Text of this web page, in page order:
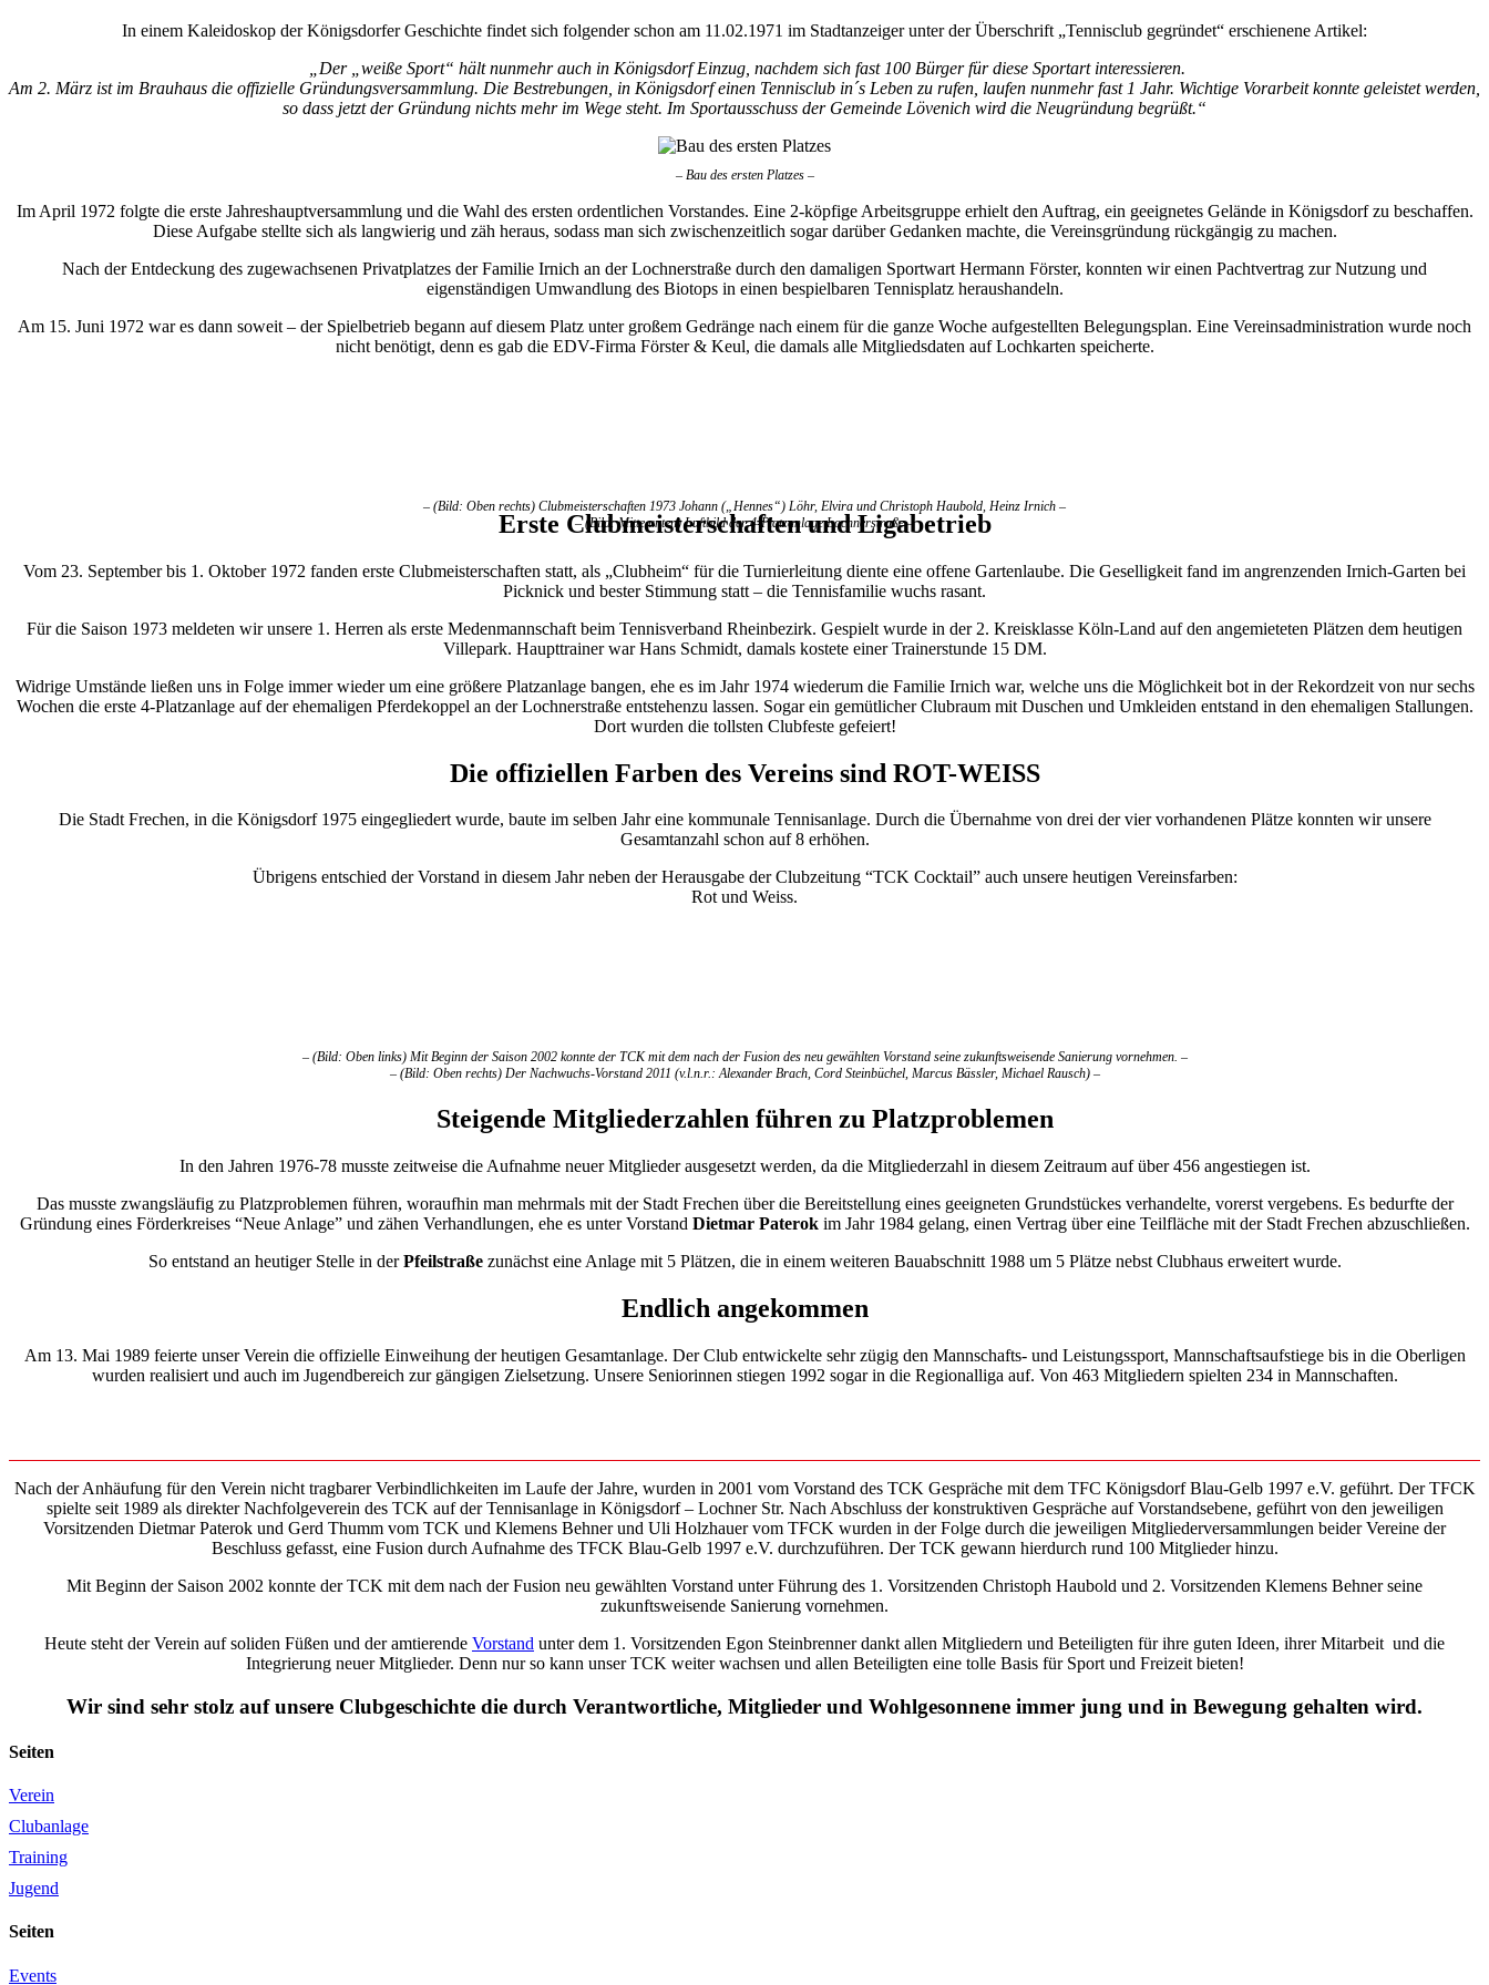
In einem Kaleidoskop der Königsdorfer Geschichte findet sich folgender schon am 11.02.1971 im Stadtanzeiger unter der Überschrift „Tennisclub gegründet“ erschienene Artikel:
„Der „weiße Sport“ hält nunmehr auch in Königsdorf Einzug, nachdem sich fast 100 Bürger für diese Sportart interessieren.
Am 2. März ist im Brauhaus die offizielle Gründungsversammlung. Die Bestrebungen, in Königsdorf einen Tennisclub in´s Leben zu rufen, laufen nunmehr fast 1 Jahr. Wichtige Vorarbeit konnte geleistet werden,
so dass jetzt der Gründung nichts mehr im Wege steht. Im Sportausschuss der Gemeinde Lövenich wird die Neugründung begrüßt.“
– Bau des ersten Platzes –
Im April 1972 folgte die erste Jahreshauptversammlung und die Wahl des ersten ordentlichen Vorstandes. Eine 2-köpfige Arbeitsgruppe erhielt den Auftrag, ein geeignetes Gelände in Königsdorf zu beschaffen.
Diese Aufgabe stellte sich als langwierig und zäh heraus, sodass man sich zwischenzeitlich sogar darüber Gedanken machte, die Vereinsgründung rückgängig zu machen.
Nach der Entdeckung des zugewachsenen Privatplatzes der Familie Irnich an der Lochnerstraße durch den damaligen Sportwart Hermann Förster, konnten wir einen Pachtvertrag zur Nutzung und
eigenständigen Umwandlung des Biotops in einen bespielbaren Tennisplatz heraushandeln.
Am 15. Juni 1972 war es dann soweit – der Spielbetrieb begann auf diesem Platz unter großem Gedränge nach einem für die ganze Woche aufgestellten Belegungsplan. Eine Vereinsadministration wurde noch
nicht benötigt, denn es gab die EDV-Firma Förster & Keul, die damals alle Mitgliedsdaten auf Lochkarten speicherte.
– (Bild: Oben rechts) Clubmeisterschaften 1973 Johann („Hennes“) Löhr, Elvira und Christoph Haubold, Heinz Irnich –
– (Bild: Mitte unten) Luftbild der 4-Platzanlage Lochnerstraße –
Erste Clubmeisterschaften und Ligabetrieb
Vom 23. September bis 1. Oktober 1972 fanden erste Clubmeisterschaften statt, als „Clubheim“ für die Turnierleitung diente eine offene Gartenlaube. Die Geselligkeit fand im angrenzenden Irnich-Garten bei
Picknick und bester Stimmung statt – die Tennisfamilie wuchs rasant.
Für die Saison 1973 meldeten wir unsere 1. Herren als erste Medenmannschaft beim Tennisverband Rheinbezirk. Gespielt wurde in der 2. Kreisklasse Köln-Land auf den angemieteten Plätzen dem heutigen
Villepark. Haupttrainer war Hans Schmidt, damals kostete einer Trainerstunde 15 DM.
Widrige Umstände ließen uns in Folge immer wieder um eine größere Platzanlage bangen, ehe es im Jahr 1974 wiederum die Familie Irnich war, welche uns die Möglichkeit bot in der Rekordzeit von nur sechs
Wochen die erste 4-Platzanlage auf der ehemaligen Pferdekoppel an der Lochnerstraße entstehenzu lassen. Sogar ein gemütlicher Clubraum mit Duschen und Umkleiden entstand in den ehemaligen Stallungen.
Dort wurden die tollsten Clubfeste gefeiert!
Die offiziellen Farben des Vereins sind ROT-WEISS
Die Stadt Frechen, in die Königsdorf 1975 eingegliedert wurde, baute im selben Jahr eine kommunale Tennisanlage. Durch die Übernahme von drei der vier vorhandenen Plätze konnten wir unsere
Gesamtanzahl schon auf 8 erhöhen.
Übrigens entschied der Vorstand in diesem Jahr neben der Herausgabe der Clubzeitung “TCK Cocktail” auch unsere heutigen Vereinsfarben:
Rot und Weiss.
– (Bild: Oben links) Mit Beginn der Saison 2002 konnte der TCK mit dem nach der Fusion des neu gewählten Vorstand seine zukunftsweisende Sanierung vornehmen. –
– (Bild: Oben rechts) Der Nachwuchs-Vorstand 2011 (v.l.n.r.: Alexander Brach, Cord Steinbüchel, Marcus Bässler, Michael Rausch) –
Steigende Mitgliederzahlen führen zu Platzproblemen
In den Jahren 1976-78 musste zeitweise die Aufnahme neuer Mitglieder ausgesetzt werden, da die Mitgliederzahl in diesem Zeitraum auf über 456 angestiegen ist.
Das musste zwangsläufig zu Platzproblemen führen, woraufhin man mehrmals mit der Stadt Frechen über die Bereitstellung eines geeigneten Grundstückes verhandelte, vorerst vergebens. Es bedurfte der
Gründung eines Förderkreises “Neue Anlage” und zähen Verhandlungen, ehe es unter Vorstand Dietmar Paterok im Jahr 1984 gelang, einen Vertrag über eine Teilfläche mit der Stadt Frechen abzuschließen.
So entstand an heutiger Stelle in derPfeilstraßezunächst eine Anlage mit 5 Plätzen, die in einem weiteren Bauabschnitt 1988 um 5 Plätze nebst Clubhaus erweitert wurde.
Endlich angekommen
Am 13. Mai 1989 feierte unser Verein die offizielle Einweihung der heutigen Gesamtanlage. Der Club entwickelte sehr zügig den Mannschafts- und Leistungssport, Mannschaftsaufstiege bis in die Oberligen
wurden realisiert und auch im Jugendbereich zur gängigen Zielsetzung. Unsere Seniorinnen stiegen 1992 sogar in die Regionalliga auf. Von 463 Mitgliedern spielten 234 in Mannschaften.
Nach der Anhäufung für den Verein nicht tragbarer Verbindlichkeiten im Laufe der Jahre, wurden in 2001 vom Vorstand des TCK Gespräche mit dem TFC Königsdorf Blau-Gelb 1997 e.V. geführt. Der TFCK
spielte seit 1989 als direkter Nachfolgeverein des TCK auf der Tennisanlage in Königsdorf – Lochner Str. Nach Abschluss der konstruktiven Gespräche auf Vorstandsebene, geführt von den jeweiligen
Vorsitzenden Dietmar Paterok und Gerd Thumm vom TCK und Klemens Behner und Uli Holzhauer vom TFCK wurden in der Folge durch die jeweiligen Mitgliederversammlungen beider Vereine der
Beschluss gefasst, eine Fusion durch Aufnahme des TFCK Blau-Gelb 1997 e.V. durchzuführen. Der TCK gewann hierdurch rund 100 Mitglieder hinzu.
Mit Beginn der Saison 2002 konnte der TCK mit dem nach der Fusion neu gewählten Vorstand unter Führung des 1. Vorsitzenden Christoph Haubold und 2. Vorsitzenden Klemens Behner seine
zukunftsweisende Sanierung vornehmen.
Heute steht der Verein auf soliden Füßen und der amtierende Vorstand unter dem 1. Vorsitzenden Egon Steinbrenner dankt allen Mitgliedern und Beteiligten für ihre guten Ideen, ihrer Mitarbeit und die
Integrierung neuer Mitglieder. Denn nur so kann unser TCK weiter wachsen und allen Beteiligten eine tolle Basis für Sport und Freizeit bieten!
Wir sind sehr stolz auf unsere Clubgeschichte die durch Verantwortliche, Mitglieder und Wohlgesonnene immer jung und in Bewegung gehalten wird.
Seiten
Verein
Clubanlage
Training
Jugend
Seiten
Events